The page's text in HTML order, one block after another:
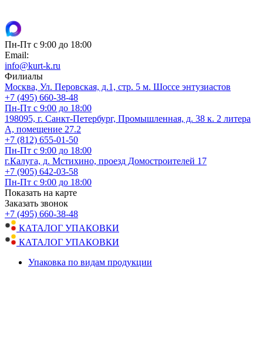
Пн-Пт с 9:00 до 18:00
Email:
info@kurt-k.ru
Филиалы
Москва, Ул. Перовская, д.1, стр. 5 м. Шоссе энтузиастов
+7 (495) 660-38-48
Пн-Пт с 9:00 до 18:00
198095, г. Санкт-Петербург, Промышленная, д. 38 к. 2 литера
А, помещение 27.2
+7 (812) 655-01-50
Пн-Пт с 9:00 до 18:00
г.Калуга, д. Мстихино, проезд Домостроителей 17
+7 (905) 642-03-58
Пн-Пт с 9:00 до 18:00
Показать на карте
Заказать звонок
+7 (495) 660-38-48
КАТАЛОГ УПАКОВКИ
КАТАЛОГ УПАКОВКИ
Упаковка по видам продукции